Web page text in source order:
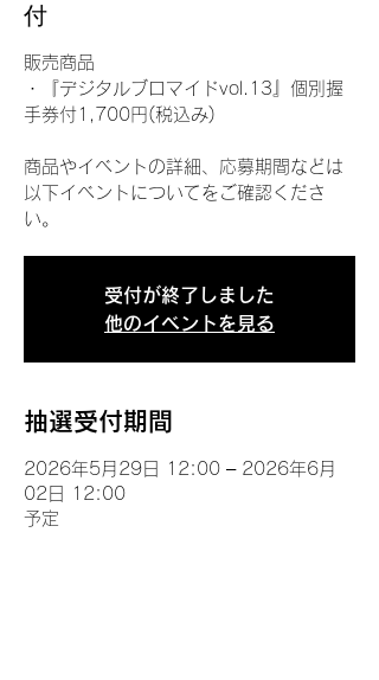
付
販売商品
・『デジタルブロマイドvol.13』個別握
手券付1,700円(税込み)
商品やイベントの詳細、応募期間などは
以下イベントについてをご確認くださ
い。
受付が終了しました
他のイベントを見る
抽選受付期間
2026年5月29日 12:00 – 2026年6月
02日 12:00
予定